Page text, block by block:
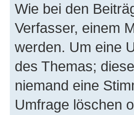
Wie bei den
Verfasser, einem
werden. Um eine
des Themas;
niemand eine
Umfrage löschen